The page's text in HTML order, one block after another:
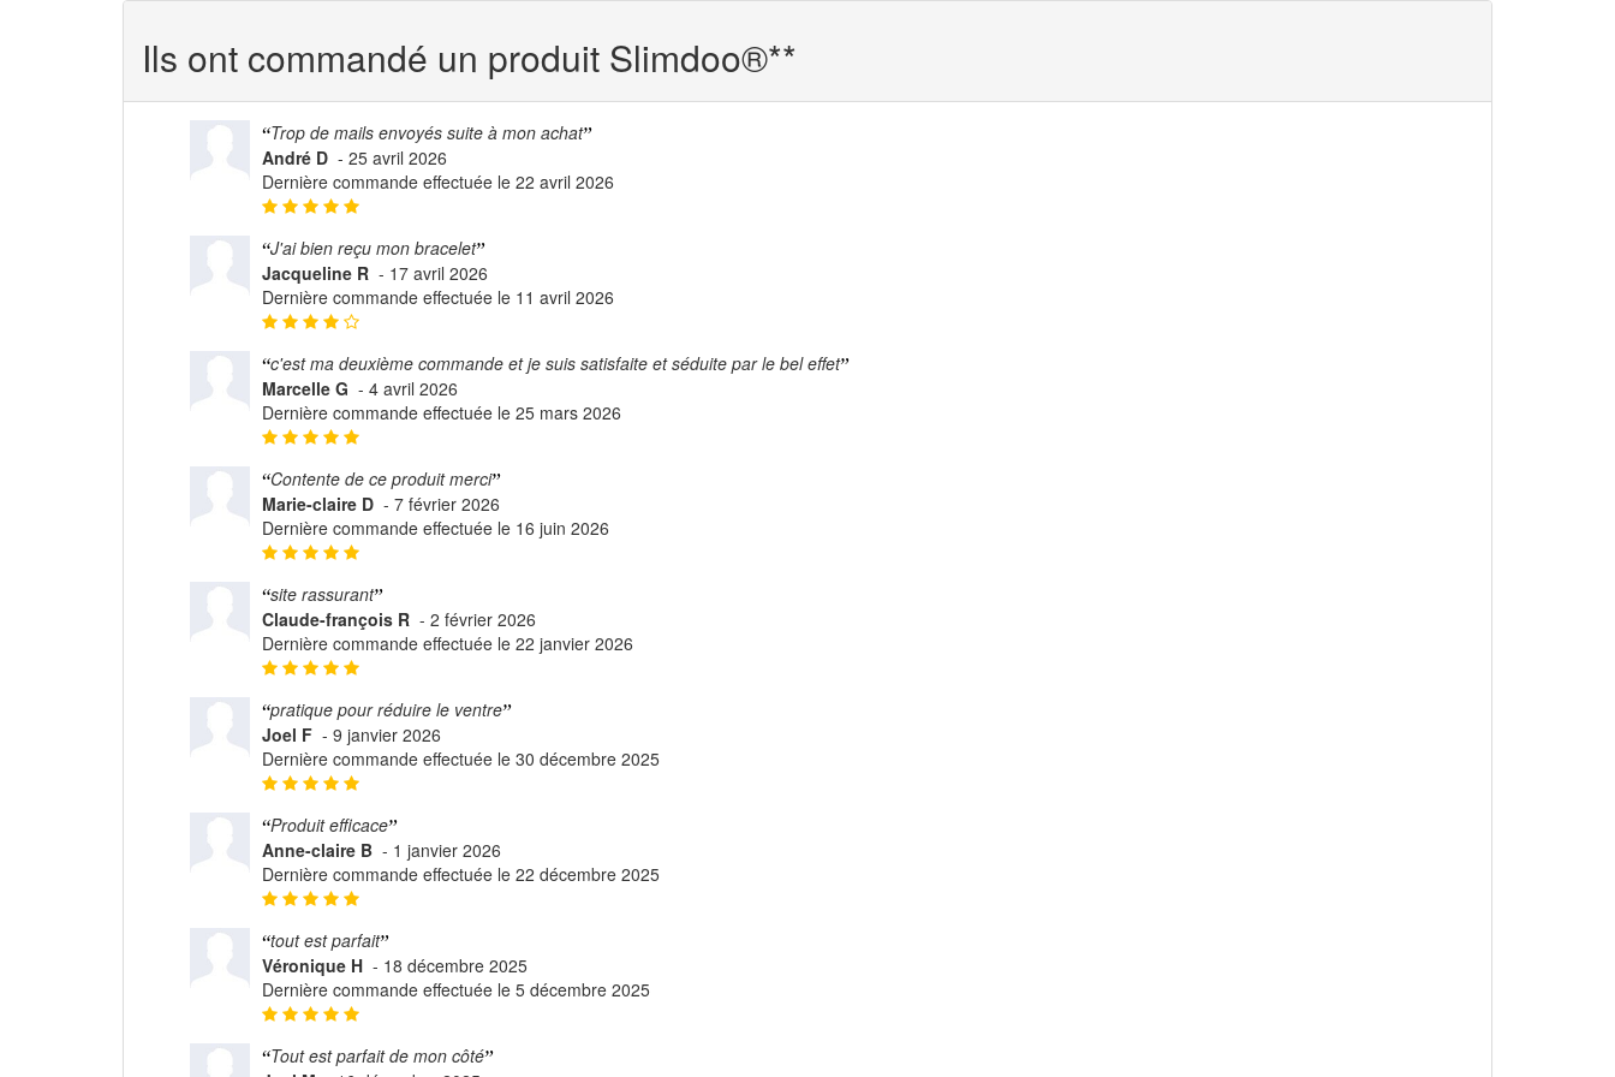
Ils ont commandé un produit Slimdoo®**
Trop de mails envoyés suite à mon achat
André D - 25 avril 2026
Dernière commande effectuée le 22 avril 2026
J'ai bien reçu mon bracelet
Jacqueline R - 17 avril 2026
Dernière commande effectuée le 11 avril 2026
c'est ma deuxième commande et je suis satisfaite et séduite par le bel effet
Marcelle G - 4 avril 2026
Dernière commande effectuée le 25 mars 2026
Contente de ce produit merci
Marie-claire D - 7 février 2026
Dernière commande effectuée le 16 juin 2026
site rassurant
Claude-françois R - 2 février 2026
Dernière commande effectuée le 22 janvier 2026
pratique pour réduire le ventre
Joel F - 9 janvier 2026
Dernière commande effectuée le 30 décembre 2025
Produit efficace
Anne-claire B - 1 janvier 2026
Dernière commande effectuée le 22 décembre 2025
tout est parfait
Véronique H - 18 décembre 2025
Dernière commande effectuée le 5 décembre 2025
Tout est parfait de mon côté